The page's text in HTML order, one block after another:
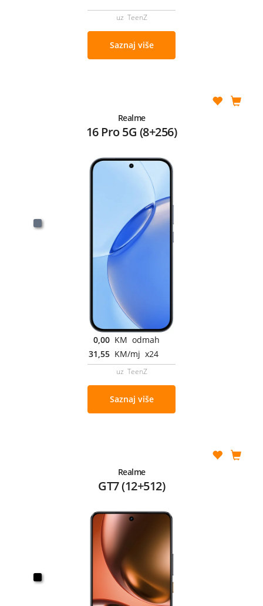
uz TeenZ
Saznaj više
Realme
16 Pro 5G (8+256)
0,00 KM odmah
31,55 KM/mj x24
uz TeenZ
Saznaj više
Realme
GT7 (12+512)